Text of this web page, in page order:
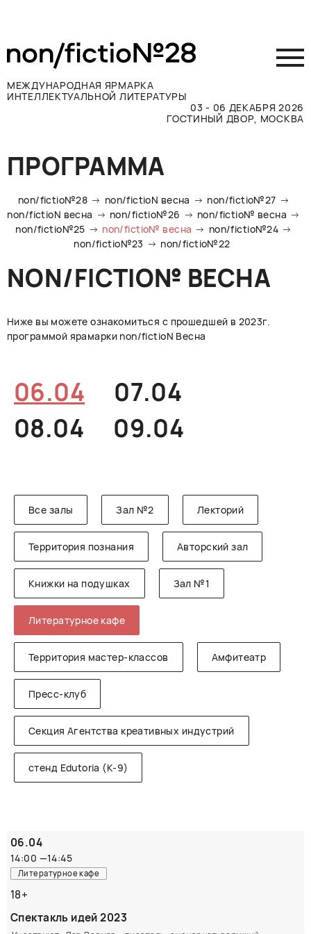
МЕЖДУНАРОДНАЯ ЯРМАРКА
ИНТЕЛЛЕКТУАЛЬНОЙ ЛИТЕРАТУРЫ
03 - 06 ДЕКАБРЯ 2026
ГОСТИНЫЙ ДВОР, МОСКВА
Принять участие
Участникам
Посетителям
Программа
Прессе
Контакты
РУССКИЙ ENGLISH CHINESE
ПРОГРАММА
non/fictio№28 non/fictioN весна
non/fictio№27
non/fictioN весна
non/fictio№26
non/fictio№ весна
non/fictio№25
non/fictio№ весна
non/fictio№24
non/fictio№23
non/fictio№22
NON/FICTIO№ ВЕСНА
Ниже вы можете ознакомиться с прошедшей в 2023г.
программой ярамарки non/fictioN Весна
06.04
07.04
08.04
09.04
Все залы Зал №2 Лекторий
Территория познания Авторский зал
Книжки на подушках Зал №1
Литературное кафе
Территория мастер-классов Амфитеатр
Пресс-клуб
Секция Агентства креативных индустрий
стенд Edutoria (K-9)
06.04
14:00 —14:45
Литературное кафе
18+
Спектакль идей 2023